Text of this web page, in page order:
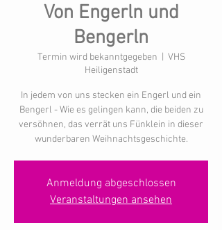
Von Engerln und
Bengerln
Termin wird bekanntgegeben
VHS
Heiligenstadt
In jedem von uns stecken ein Engerl und ein
Bengerl - Wie es gelingen kann, die beiden zu
versöhnen, das verrät uns Fünklein in dieser
wunderbaren Weihnachtsgeschichte.
Anmeldung abgeschlossen
Veranstaltungen ansehen